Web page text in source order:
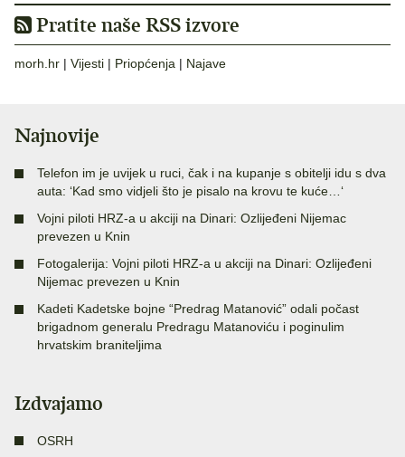
Pratite naše RSS izvore
morh.hr | Vijesti | Priopćenja | Najave
Najnovije
Telefon im je uvijek u ruci, čak i na kupanje s obitelji idu s dva
auta: ‘Kad smo vidjeli što je pisalo na krovu te kuće…‘
Vojni piloti HRZ-a u akciji na Dinari: Ozlijeđeni Nijemac
prevezen u Knin
Fotogalerija: Vojni piloti HRZ-a u akciji na Dinari: Ozlijeđeni
Nijemac prevezen u Knin
Kadeti Kadetske bojne “Predrag Matanović” odali počast
brigadnom generalu Predragu Matanoviću i poginulim
hrvatskim braniteljima
Izdvajamo
OSRH